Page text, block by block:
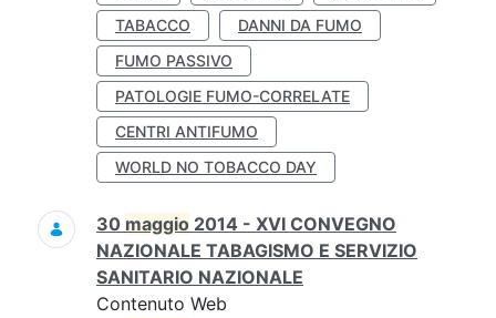
TABACCO
DANNI DA FUMO
FUMO PASSIVO
PATOLOGIE FUMO-CORRELATE
CENTRI ANTIFUMO
WORLD NO TOBACCO DAY
30 maggio 2014 - XVI CONVEGNO
NAZIONALE TABAGISMO E SERVIZIO
SANITARIO NAZIONALE
Contenuto Web